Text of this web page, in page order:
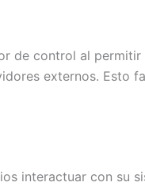
de control al
externos. Esto
interactuar con su